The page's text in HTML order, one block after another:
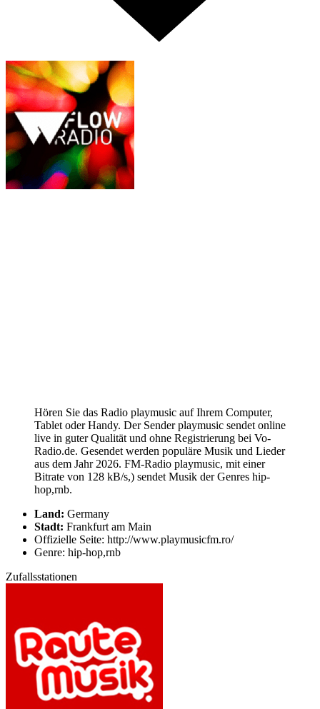
Hören Sie das Radio playmusic auf Ihrem Computer,
Tablet oder Handy. Der Sender playmusic sendet online
live in guter Qualität und ohne Registrierung bei Vo-
Radio.de. Gesendet werden populäre Musik und Lieder
aus dem Jahr 2026. FM-Radio playmusic, mit einer
Bitrate von 128 kB/s,) sendet Musik der Genres hip-
hop,rnb.
Land: Germany
Stadt: Frankfurt am Main
Offizielle Seite: http://www.playmusicfm.ro/
Genre: hip-hop,rnb
Zufallsstationen